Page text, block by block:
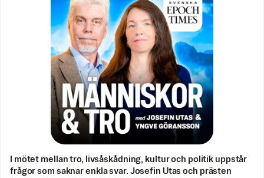
I mötet mellan tro, livsåskådning, kultur och politik uppstår
frågor som saknar enkla svar. Josefin Utas och prästen